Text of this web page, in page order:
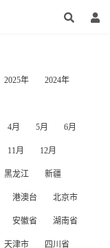
2025年 2024年
4月 5月 6月
11月 12月
黑龙江 新疆
港澳台 北京市
安徽省 湖南省
天津市 四川省